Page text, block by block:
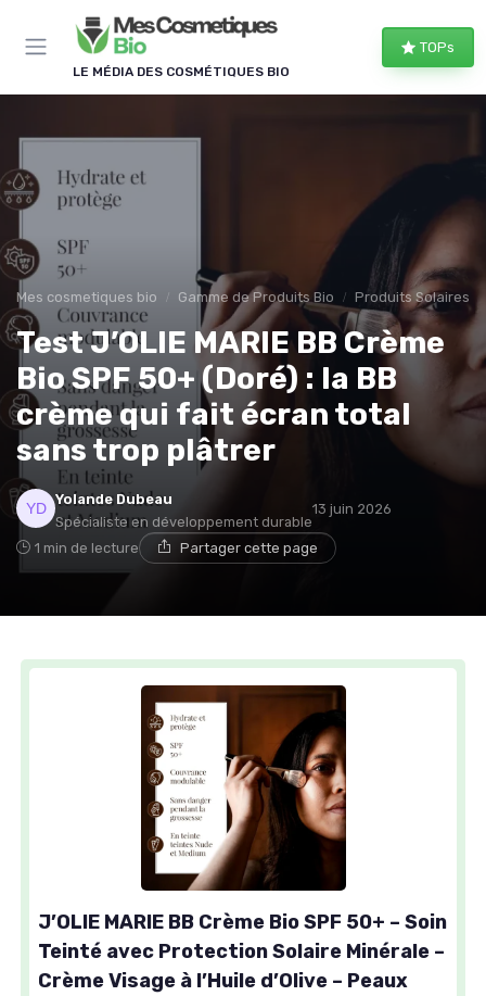
LE MÉDIA DES COSMÉTIQUES BIO
TOPs
Mes cosmetiques bio Gamme de Produits Bio Produits Solaires
Test J’OLIE MARIE BB Crème
Bio SPF 50+ (Doré) : la BB
crème qui fait écran total
sans trop plâtrer
Yolande Dubeau
Spécialiste en développement durable
13 juin 2026
1 min de lecture Partager cette page
J’OLIE MARIE BB Crème Bio SPF 50+ – Soin
Teinté avec Protection Solaire Minérale –
Crème Visage à l’Huile d’Olive – Peaux
Panneau de gestion des cookies